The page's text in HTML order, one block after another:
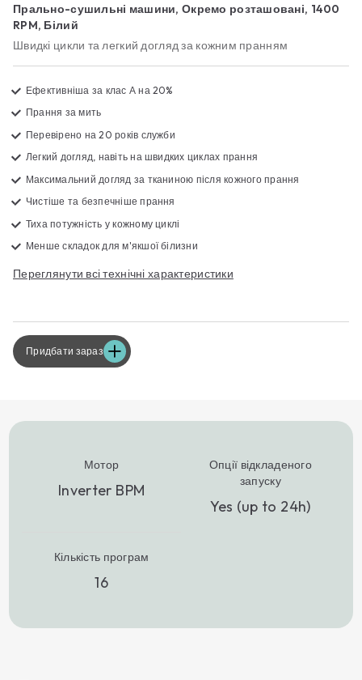
Прально-сушильні машини, Окремо розташовані, 1400
RPM, Білий
Швидкі цикли та легкий догляд за кожним пранням
Ефективніша за клас А на 20%
Прання за мить
Перевірено на 20 років служби
Легкий догляд, навіть на швидких циклах прання
Максимальний догляд за тканиною після кожного прання
Чистіше та безпечніше прання
Тиха потужність у кожному циклі
Менше складок для м'якшої білизни
Переглянути всі технічні характеристики
Придбати зараз
Мотор
Inverter BPM
Опції відкладеного
запуску
Yes (up to 24h)
Кількість програм
16